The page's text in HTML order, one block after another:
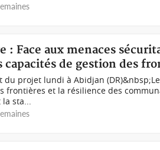
: Face aux menaces
de gestion des
du projet lundi à Abidjan
frontières et la résilience des
sta...